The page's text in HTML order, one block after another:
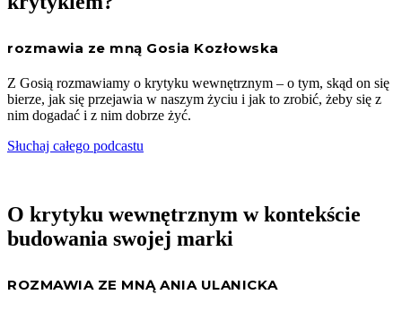
rozmawia ze mną Gosia Kozłowska
Z Gosią rozmawiamy o krytyku wewnętrznym – o tym, skąd on się
bierze, jak się przejawia w naszym życiu i jak to zrobić, żeby się z
nim dogadać i z nim dobrze żyć.
Słuchaj całego podcastu
O krytyku wewnętrznym w kontekście
budowania swojej marki
ROZMAWIA ZE MNĄ ANIA ULANICKA